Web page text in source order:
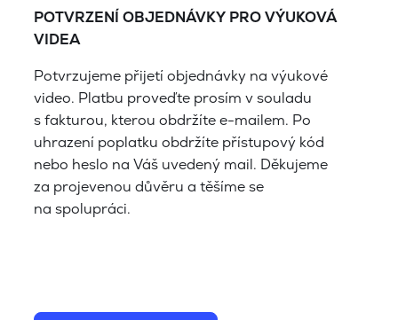
POTVRZENÍ OBJEDNÁVKY PRO VÝUKOVÁ
VIDEA
Potvrzujeme přijetí objednávky na výukové
video. Platbu proveďte prosím v souladu
s fakturou, kterou obdržíte e-mailem. Po
uhrazení poplatku obdržíte přístupový kód
nebo heslo na Váš uvedený mail. Děkujeme
za projevenou důvěru a těšíme se
na spolupráci.